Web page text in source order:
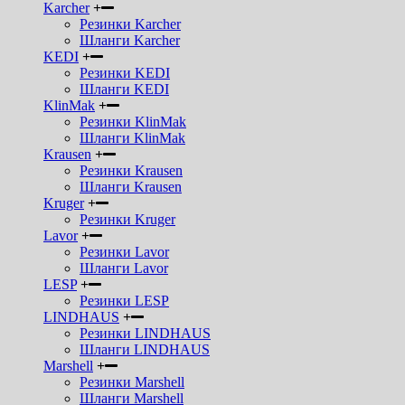
Karcher
Резинки Karcher
Шланги Karcher
KEDI
Резинки KEDI
Шланги KEDI
KlinMak
Резинки KlinMak
Шланги KlinMak
Krausen
Резинки Krausen
Шланги Krausen
Kruger
Резинки Kruger
Lavor
Резинки Lavor
Шланги Lavor
LESP
Резинки LESP
LINDHAUS
Резинки LINDHAUS
Шланги LINDHAUS
Marshell
Резинки Marshell
Шланги Marshell